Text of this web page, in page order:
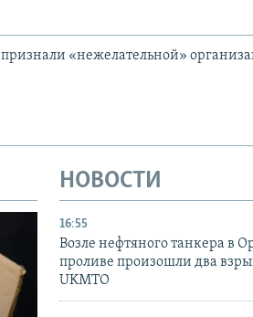
«нежелательной»
НОВОСТИ
16:55
Возле нефтяного танкера в
проливе произошли два
UKMTO